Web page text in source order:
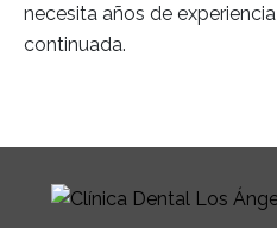
necesita años de
continuada.